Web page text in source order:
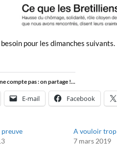
pour les dimanches suivants.
compte pas : on partage !...
E-mail Facebook
preuve
A vouloir
7 mars 2019